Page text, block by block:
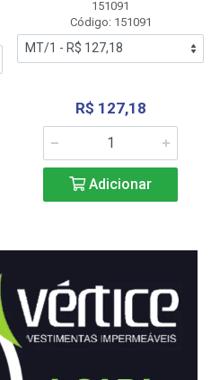
151091
Código: 151091
R$ 127,18
Adicionar